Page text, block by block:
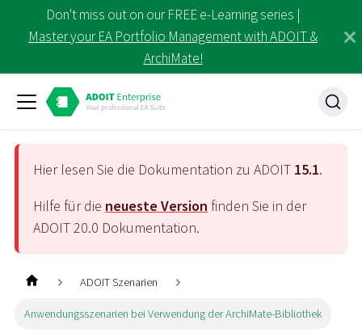
Don't miss out on our FREE e-Learning series |
Master your EA Portfolio Management with ADOIT &
ArchiMate!
Hier lesen Sie die Dokumentation zu ADOIT 15.1.
Hilfe für die neueste Version finden Sie in der
ADOIT20.0 Dokumentation.
ADOIT Szenarien
Anwendungsszenarien bei Verwendung der ArchiMate-Bibliothek